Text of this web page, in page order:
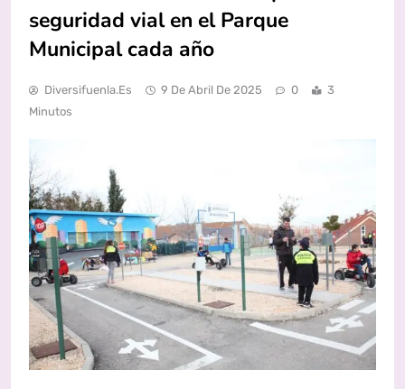
seguridad vial en el Parque
Municipal cada año
Diversifuenla.es 9 De Abril De 2025 0
3
Minutos